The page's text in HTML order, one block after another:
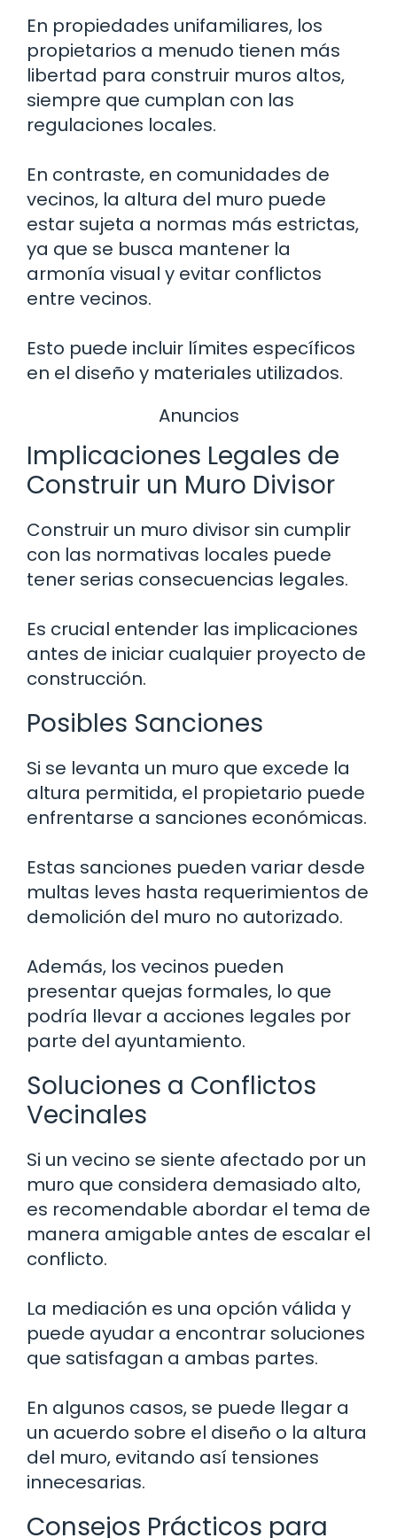
En propiedades unifamiliares, los
propietarios a menudo tienen más
libertad para construir muros altos,
siempre que cumplan con las
regulaciones locales.
En contraste, en comunidades de
vecinos, la altura del muro puede
estar sujeta a normas más estrictas,
ya que se busca mantener la
armonía visual y evitar conflictos
entre vecinos.
Esto puede incluir límites específicos
en el diseño y materiales utilizados.
Anuncios
Implicaciones Legales de
Construir un Muro Divisor
Construir un muro divisor sin cumplir
con las normativas locales puede
tener serias consecuencias legales.
Es crucial entender las implicaciones
antes de iniciar cualquier proyecto de
construcción.
Posibles Sanciones
Si se levanta un muro que excede la
altura permitida, el propietario puede
enfrentarse a sanciones económicas.
Estas sanciones pueden variar desde
multas leves hasta requerimientos de
demolición del muro no autorizado.
Además, los vecinos pueden
presentar quejas formales, lo que
podría llevar a acciones legales por
parte del ayuntamiento.
Soluciones a Conflictos
Vecinales
Si un vecino se siente afectado por un
muro que considera demasiado alto,
es recomendable abordar el tema de
manera amigable antes de escalar el
conflicto.
La mediación es una opción válida y
puede ayudar a encontrar soluciones
que satisfagan a ambas partes.
En algunos casos, se puede llegar a
un acuerdo sobre el diseño o la altura
del muro, evitando así tensiones
innecesarias.
Consejos Prácticos para